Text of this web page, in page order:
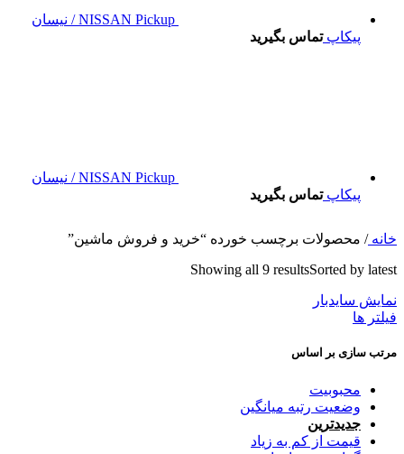
NISSAN Pickup / نیسان
پیکاپتماس بگیرید
NISSAN Pickup / نیسان
پیکاپتماس بگیرید
خانه/ محصولات برچسب خورده “خرید و فروش ماشین”
Showing all 9 resultsSorted by latest
نمایش سایدبار
فیلتر ها
مرتب سازی بر اساس
محبوبیت
وضعیت رتبه میانگین
جدیدترین
قیمت از کم به زیاد